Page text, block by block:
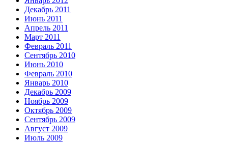
Декабрь 2011
Июнь 2011
Апрель 2011
Март 2011
Февраль 2011
Сентябрь 2010
Июнь 2010
Февраль 2010
Январь 2010
Декабрь 2009
Ноябрь 2009
Октябрь 2009
Сентябрь 2009
Август 2009
Июль 2009